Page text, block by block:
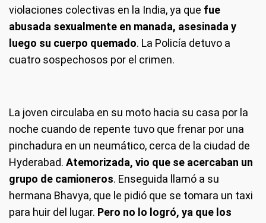
violaciones colectivas en la India, ya que fue
abusada sexualmente en manada, asesinada y
luego su cuerpo quemado. La Policía detuvo a
cuatro sospechosos por el crimen.
La joven circulaba en su moto hacia su casa por la
noche cuando de repente tuvo que frenar por una
pinchadura en un neumático, cerca de la ciudad de
Hyderabad. Atemorizada, vio que se acercaban un
grupo de camioneros. Enseguida llamó a su
hermana Bhavya, que le pidió que se tomara un taxi
para huir del lugar. Pero no lo logró, ya que los